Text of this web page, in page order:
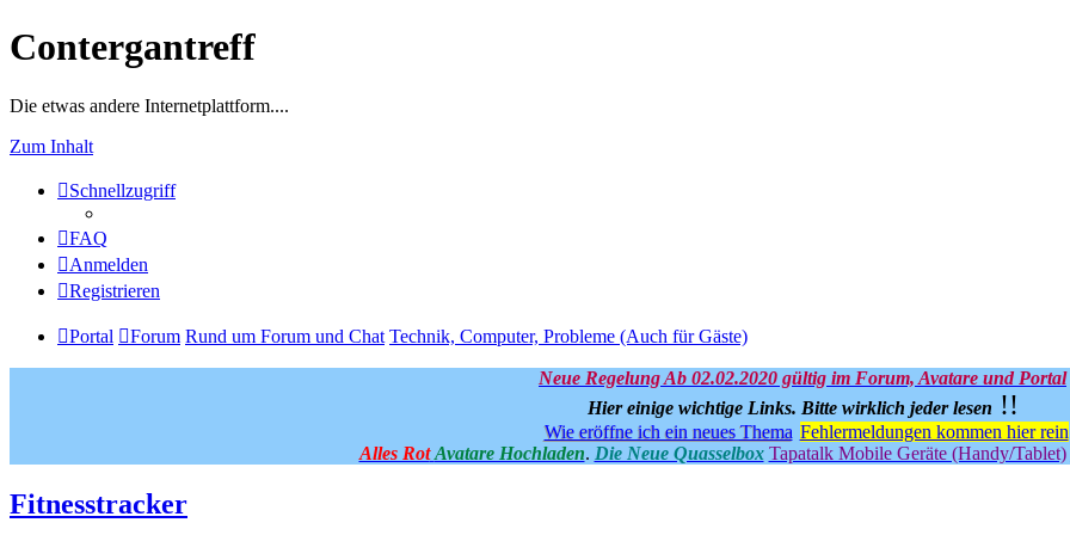
Contergantreff
Die etwas andere Internetplattform....
Zum Inhalt
Schnellzugriff
FAQ
Anmelden
Registrieren
Portal Forum Rund um Forum und Chat Technik, Computer, Probleme (Auch für Gäste)
Neue Regelung Ab 02.02.2020 gültig im Forum, Avatare und Portal
Hier einige wichtige Links. Bitte wirklich jeder lesen !!
Wie eröffne ich ein neues Thema Fehlermeldungen kommen hier rein
Alles Rot Avatare Hochladen. Die Neue Quasselbox Tapatalk Mobile Geräte (Handy/Tablet)
Fitnesstracker